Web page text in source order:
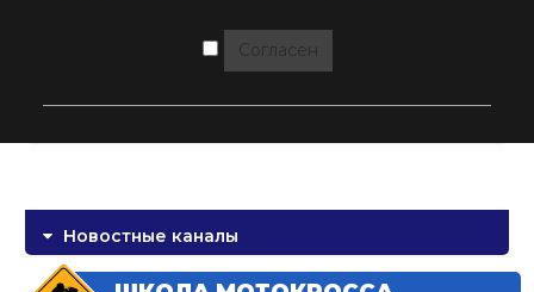
Согласен
Новостные каналы